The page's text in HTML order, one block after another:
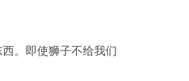
。即使狮子不给我们